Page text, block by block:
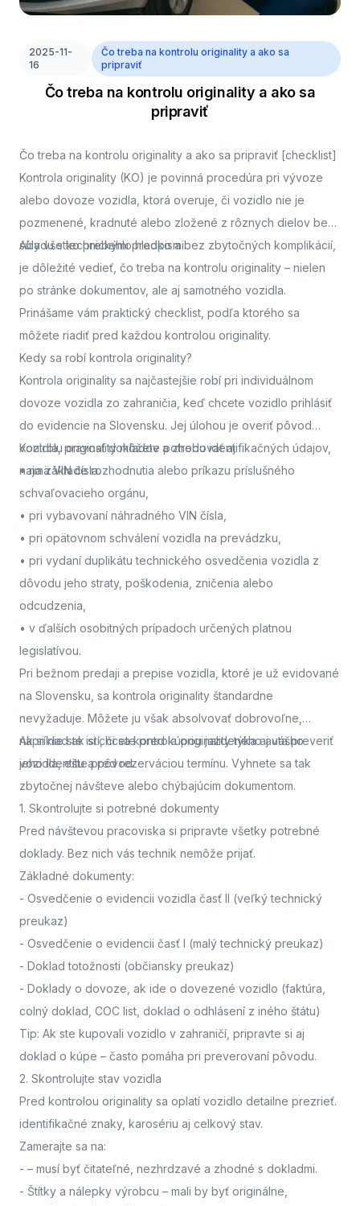
2025-11-
16
Čo treba na kontrolu originality a ako sa
pripraviť
Čo treba na kontrolu originality a ako sa
pripraviť
Čo treba na kontrolu originality a ako sa pripraviť [checklist]
Kontrola originality (KO) je povinná procedúra pri vývoze
alebo dovoze vozidla, ktorá overuje, či vozidlo nie je
pozmenené, kradnuté alebo zložené z rôznych dielov bez
súladu s technickými predpismi.
Aby všetko prebehlo hladko a bez zbytočných komplikácií,
je dôležité vedieť, čo treba na kontrolu originality – nielen
po stránke dokumentov, ale aj samotného vozidla.
Prinášame vám praktický checklist, podľa ktorého sa
môžete riadiť pred každou kontrolou originality.
Kedy sa robí kontrola originality?
Kontrola originality sa najčastejšie robí pri individuálnom
dovoze vozidla zo zahraničia, keď chcete vozidlo prihlásiť
do evidencie na Slovensku. Jej úlohou je overiť pôvod
vozidla, pravosť dokladov a zhodu identifikačných údajov,
najmä VIN čísla.
Kontrolu originality môžete potrebovať aj:
• na základe rozhodnutia alebo príkazu príslušného
schvaľovacieho orgánu,
• pri vybavovaní náhradného VIN čísla,
• pri opätovnom schválení vozidla na prevádzku,
• pri vydaní duplikátu technického osvedčenia vozidla z
dôvodu jeho straty, poškodenia, zničenia alebo
odcudzenia,
• v ďalších osobitných prípadoch určených platnou
legislatívou.
Pri bežnom predaji a prepise vozidla, ktoré je už evidované
na Slovensku, sa kontrola originality štandardne
nevyžaduje. Môžete ju však absolvovať dobrovoľne,
napríklad ak si chcete pred kúpou jazdeného auta preveriť
jeho identitu a pôvod.
Ak si nie ste istí, či sa kontrola originality týka aj vášho
vozidla,ešte pred rezerváciou termínu. Vyhnete sa tak
zbytočnej návšteve alebo chýbajúcim dokumentom.
1. Skontrolujte si potrebné dokumenty
Pred návštevou pracoviska si pripravte všetky potrebné
doklady. Bez nich vás technik nemôže prijať.
Základné dokumenty:
- Osvedčenie o evidencii vozidla časť II (veľký technický
preukaz)
- Osvedčenie o evidencii časť I (malý technický preukaz)
- Doklad totožnosti (občiansky preukaz)
- Doklady o dovoze, ak ide o dovezené vozidlo (faktúra,
colný doklad, COC list, doklad o odhlásení z iného štátu)
Tip: Ak ste kupovali vozidlo v zahraničí, pripravte si aj
doklad o kúpe – často pomáha pri preverovaní pôvodu.
2. Skontrolujte stav vozidla
Pred kontrolou originality sa oplatí vozidlo detailne prezrieť.
identifikačné znaky, karosériu aj celkový stav.
Zamerajte sa na:
- – musí byť čitateľné, nezhrdzavé a zhodné s dokladmi.
- Štítky a nálepky výrobcu – mali by byť originálne,